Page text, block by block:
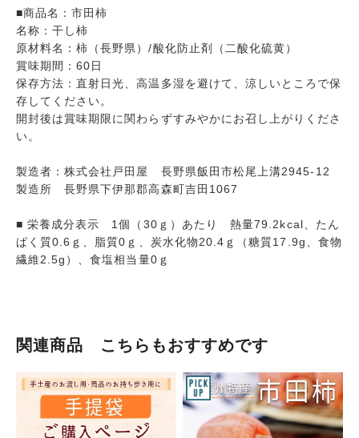
■商品名：市田柿
名称：干し柿
原材料名：柿（長野県）/酸化防止剤（二酸化硫黄）
賞味期間：60日
保存方法：直射日光、高温多湿を避けて、涼しいところで保
存してください。
開封後は賞味期限に関わらずすみやかにお召し上がりくださ
い。
製造者：株式会社戸田屋 長野県飯田市松尾上溝2945-12
製造所 長野県下伊那郡高森町吉田1067
■ 栄養成分表示 1個（30ｇ）あたり 熱量79.2kcal、たん
ぱく質0.6ｇ、脂質0ｇ、炭水化物20.4ｇ（糖質17.9g、食物
繊維2.5g）、食塩相当量0ｇ
関連商品 こちらもおすすめです